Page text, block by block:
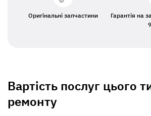
Оригінальні запчастини
Гарантія на
Вартість послуг цього
ремонту